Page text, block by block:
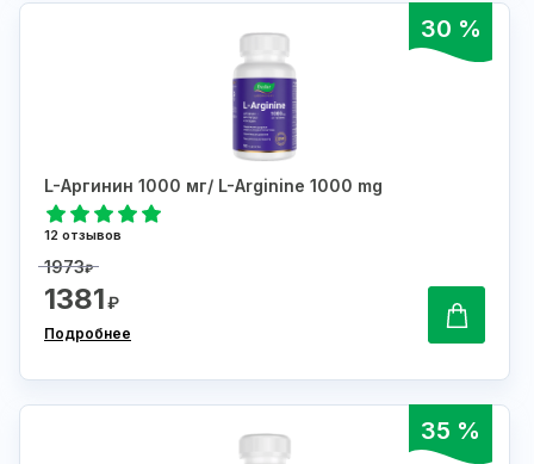
30 %
L-Аргинин 1000 мг/ L-Arginine 1000 mg
12 отзывов
1973₽
1381₽
Подробнее
35 %